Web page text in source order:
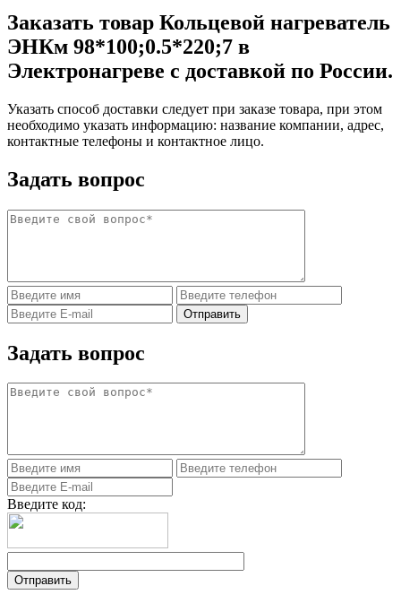
Заказать товар Кольцевой нагреватель
ЭНКм 98*100;0.5*220;7 в
Электронагреве с доставкой по России.
Указать способ доставки следует при заказе товара, при этом
необходимо указать информацию: название компании, адрес,
контактные телефоны и контактное лицо.
Задать вопрос
Задать вопрос
Введите код: